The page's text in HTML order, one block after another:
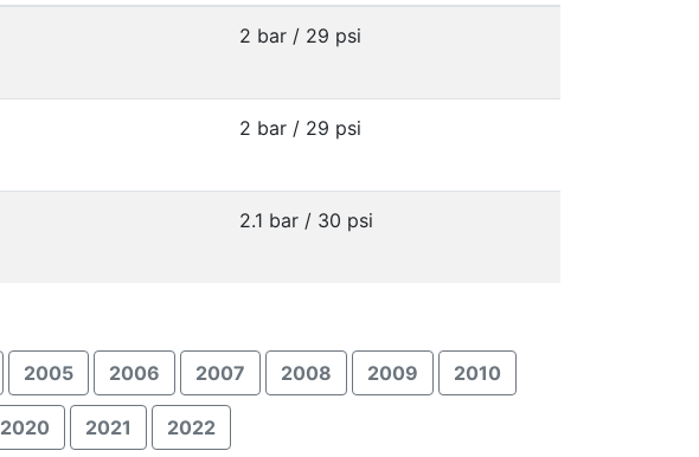
2 bar / 29 psi
2 bar / 29 psi
2.1 bar / 30 psi
2005 2006 2007 2008 2009 2010
2020 2021 2022